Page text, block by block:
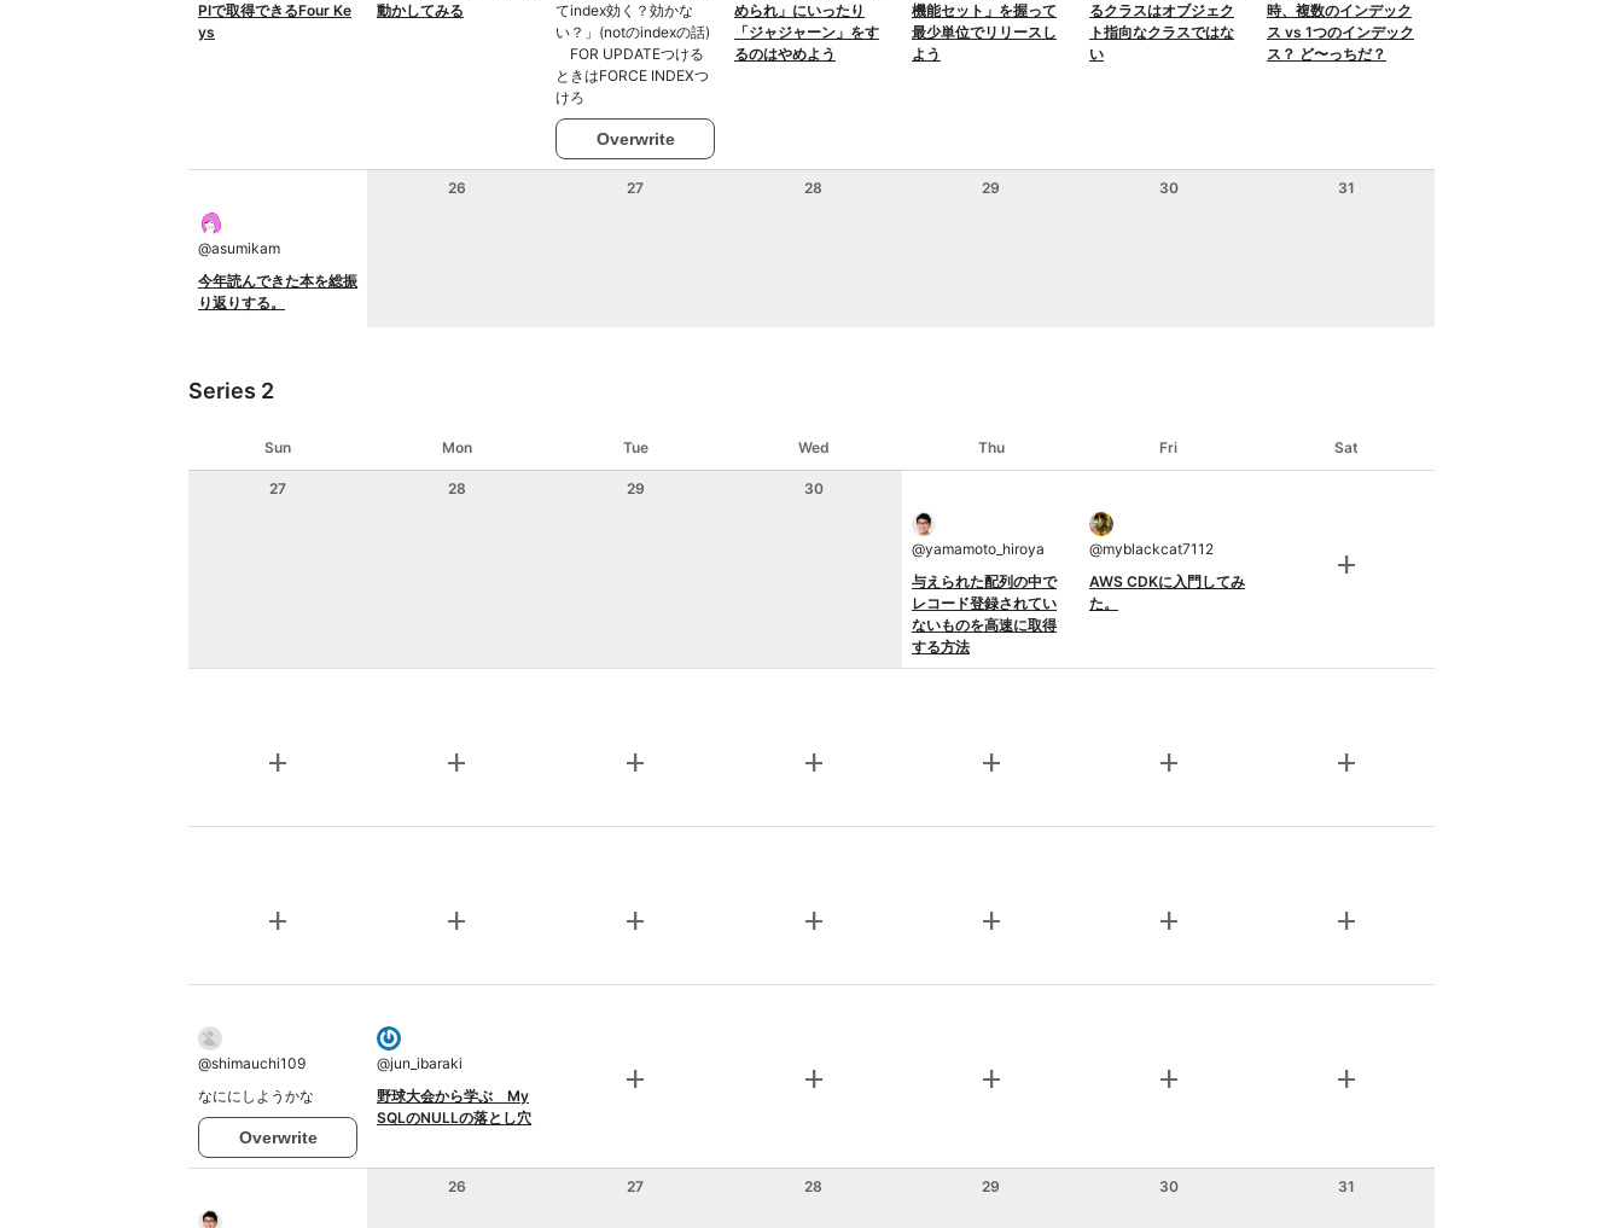
PIで取得できるFour Ke
ys
動かしてみる
てindex効く？効かな
い？」(notのindexの話)
FOR UPDATEつける
ときはFORCE INDEXつ
けろ
Overwrite
められ」にいったり
「ジャジャーン」をす
るのはやめよう
機能セット」を握って
最少単位でリリースし
よう
るクラスはオブジェク
ト指向なクラスではな
い
時、複数のインデック
ス vs 1つのインデック
ス？ ど〜っちだ？
@asumikam
今年読んできた本を総振
り返りする。
26 27 28 29 30 31
Series 2
Sun Mon Tue Wed Thu Fri Sat
27 28 29 30
@yamamoto_hiroya
与えられた配列の中で
レコード登録されてい
ないものを高速に取得
する方法
@myblackcat7112
AWS CDKに入門してみ
た。
add
add add add add add add add
add add add add add add add
@shimauchi109
なににしようかな
Overwrite
@jun_ibaraki
野球大会から学ぶ My
SQLのNULLの落とし穴
add add add add add
26 27 28 29 30 31